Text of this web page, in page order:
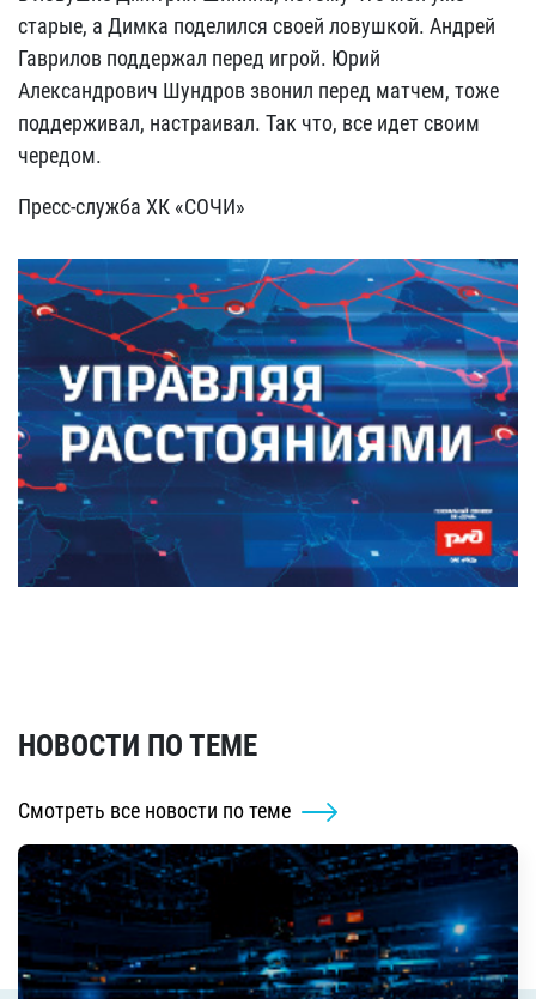
старые, а Димка поделился своей ловушкой. Андрей
Гаврилов поддержал перед игрой. Юрий
Александрович Шундров звонил перед матчем, тоже
поддерживал, настраивал. Так что, все идет своим
чередом.
Пресс-служба ХК «СОЧИ»
НОВОСТИ ПО ТЕМЕ
Смотреть все новости по теме